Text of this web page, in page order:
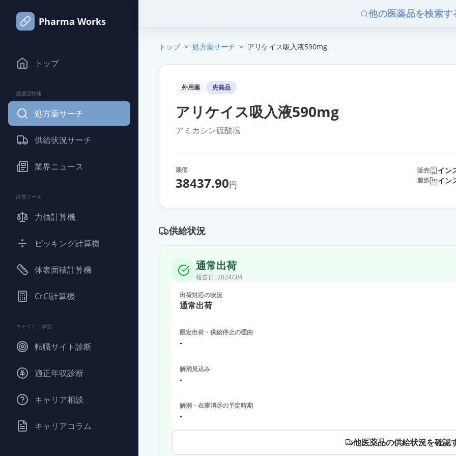
Pharma Works
トップ
医薬品情報
処方薬サーチ
供給状況サーチ
業界ニュース
計算ツール
力価計算機
ピッキング計算機
体表面積計算機
CrCl計算機
キャリア・学習
転職サイト診断
適正年収診断
キャリア相談
キャリアコラム
他の医薬品を検索す
トップ > 処方薬サーチ > アリケイス吸入液590mg
外用薬 先発品
アリケイス吸入液590mg
アミカシン硫酸塩
薬価
38437.90円
販売 イン
製造 イン
供給状況
通常出荷
報告日: 2024/3/4
出荷対応の状況
通常出荷
限定出荷・供給停止の理由
-
解消見込み
-
解消・在庫消尽の予定時期
-
他医薬品の供給状況を確認